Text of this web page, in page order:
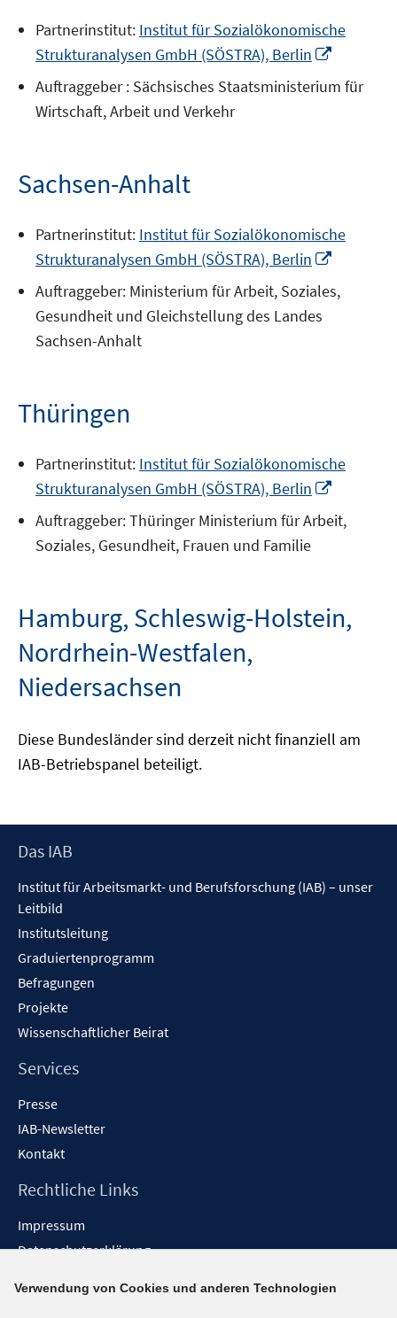
Partnerinstitut: Institut für Sozialökonomische
Strukturanalysen GmbH (SÖSTRA), Berlin
Fenster
Auftraggeber : Sächsisches Staatsministerium für
Wirtschaft, Arbeit und Verkehr
Sachsen-Anhalt
Partnerinstitut: Institut für Sozialökonomische
Strukturanalysen GmbH (SÖSTRA), Berlin
Fenster
Auftraggeber: Ministerium für Arbeit, Soziales,
Gesundheit und Gleichstellung des Landes
Sachsen-Anhalt
Thüringen
Partnerinstitut: Institut für Sozialökonomische
Strukturanalysen GmbH (SÖSTRA), Berlin
Fenster
Auftraggeber: Thüringer Ministerium für Arbeit,
Soziales, Gesundheit, Frauen und Familie
Hamburg, Schleswig-Holstein,
Nordrhein-Westfalen,
Niedersachsen
Diese Bundesländer sind derzeit nicht finanziell am
IAB-Betriebspanel beteiligt.
Footer
Das IAB
Institut für Arbeitsmarkt- und Berufsforschung (IAB) – unser
Leitbild
Institutsleitung
Graduiertenprogramm
Befragungen
Projekte
Wissenschaftlicher Beirat
Services
Presse
IAB-Newsletter
Kontakt
Rechtliche Links
Impressum
Datenschutzerklärung
Barrieren melden
Verwendung von Cookies und anderen Technologien